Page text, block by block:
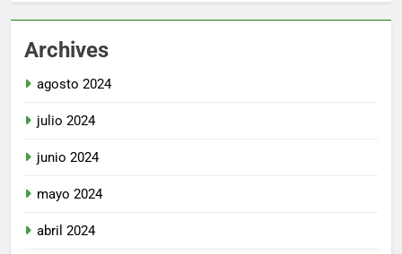
Archives
agosto 2024
julio 2024
junio 2024
mayo 2024
abril 2024